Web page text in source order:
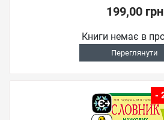
199,00 грн
Книги немає в
Переглянути
-